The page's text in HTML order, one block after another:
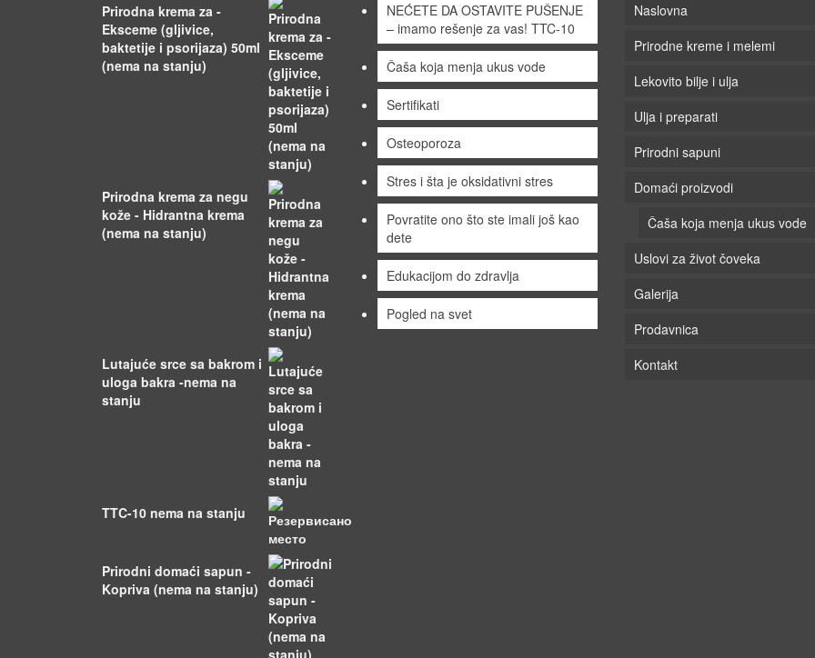
Prirodna krema za -
Eksceme (gljivice,
baktetije i psorijaza) 50ml
(nema na stanju)
Prirodna krema za negu
kože - Hidrantna krema
(nema na stanju)
Lutajuće srce sa bakrom i
uloga bakra -nema na
stanju
TTC-10 nema na stanju
Prirodni domaći sapun -
Kopriva (nema na stanju)
NEĆETE DA OSTAVITE PUŠENJE
– imamo rešenje za vas! TTC-10
Čaša koja menja ukus vode
Sertifikati
Osteoporoza
Stres i šta je oksidativni stres
Povratite ono što ste imali još kao
dete
Edukacijom do zdravlja
Pogled na svet
Naslovna
Prirodne kreme i melemi
Lekovito bilje i ulja
Ulja i preparati
Prirodni sapuni
Domaći proizvodi
Čaša koja menja ukus vode
Uslovi za život čoveka
Galerija
Prodavnica
Kontakt